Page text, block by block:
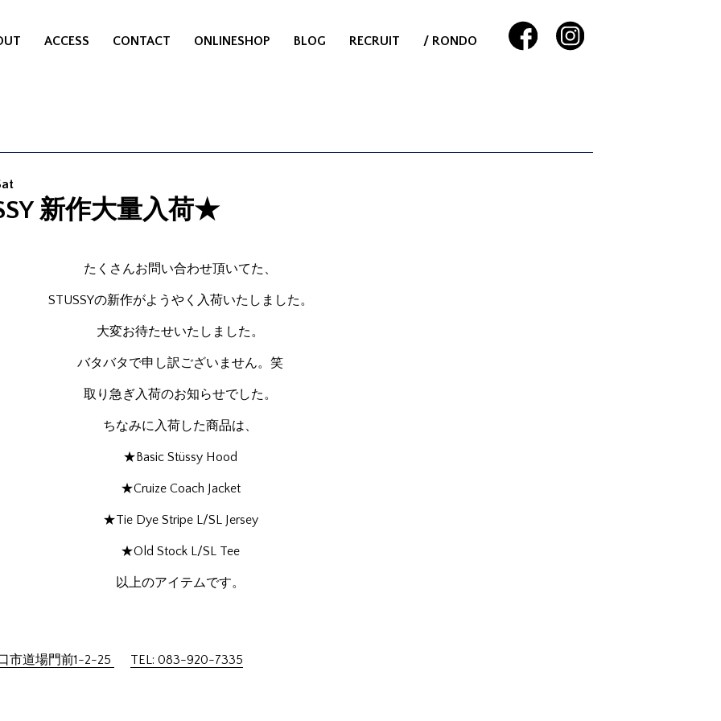
ACCESS CONTACT ONLINESHOP BLOG RECRUIT / RONDO
新作大量入荷★
たくさんお問い合わせ頂いてた、
STUSSYの新作がようやく入荷いたしました。
大変お待たせいたしました。
バタバタで申し訳ございません。笑
取り急ぎ入荷のお知らせでした。
ちなみに入荷した商品は、
★Basic Stüssy Hood
★Cruize Coach Jacket
★Tie Dye Stripe L/SL Jersey
★Old Stock L/SL Tee
以上のアイテムです。
市道場門前1-2-25 TEL: 083-920-7335